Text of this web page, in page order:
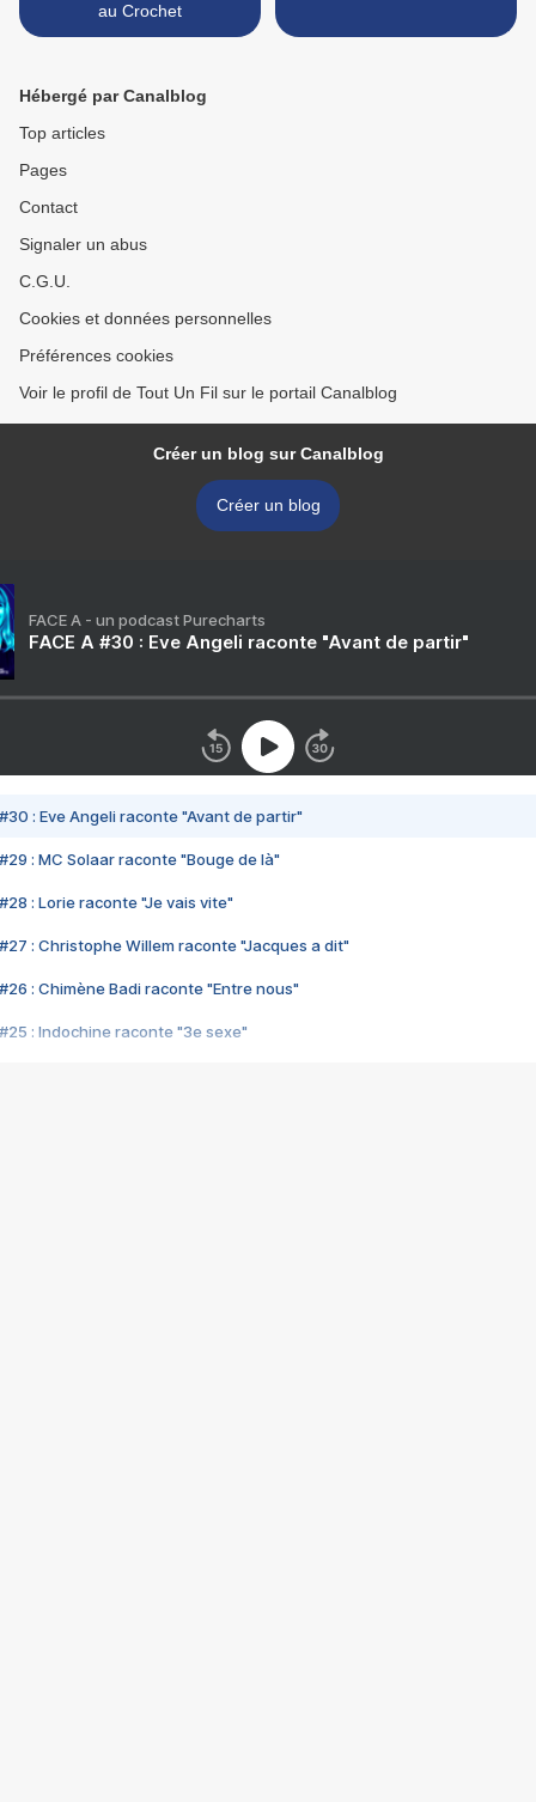
au Crochet
Hébergé par Canalblog
Top articles
Pages
Contact
Signaler un abus
C.G.U.
Cookies et données personnelles
Préférences cookies
Voir le profil de Tout Un Fil sur le portail Canalblog
Créer un blog sur Canalblog
Créer un blog
FACE A - un podcast Purecharts
FACE A #30 : Eve Angeli raconte "Avant de partir"
#30 : Eve Angeli raconte "Avant de partir"
#29 : MC Solaar raconte "Bouge de là"
#28 : Lorie raconte "Je vais vite"
#27 : Christophe Willem raconte "Jacques a dit"
#26 : Chimène Badi raconte "Entre nous"
#25 : Indochine raconte "3e sexe"